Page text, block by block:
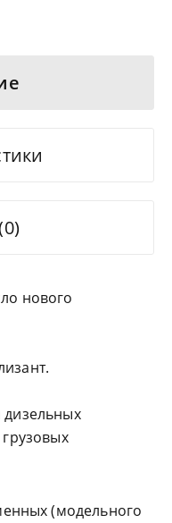
нового
(модельного